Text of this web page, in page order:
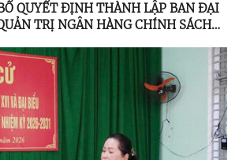
ĐỊNH THÀNH LẬP BAN ĐẠI
CHÍNH SÁCH